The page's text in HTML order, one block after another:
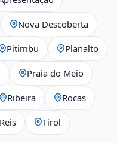
Nova Descoberta
Pitimbu Planalto
Praia do Meio
Ribeira Rocas
Tirol